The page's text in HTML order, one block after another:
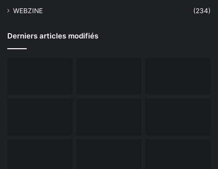
WEBZINE
(234)
Derniers articles modifiés